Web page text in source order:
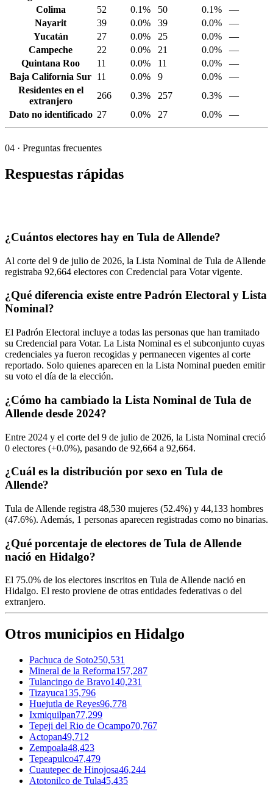
Colima
52 0.1% 50 0.1%
—
Nayarit
39 0.0% 39 0.0%
—
Yucatán
27 0.0% 25 0.0%
—
Campeche
22 0.0% 21 0.0%
—
Quintana Roo
11 0.0% 11 0.0%
—
Baja California Sur 11 0.0% 9 0.0%
—
Residentes en el
extranjero
266 0.3% 257 0.3%
—
Dato no identificado 27 0.0% 27 0.0% —
04 · Preguntas frecuentes
Respuestas rápidas
¿Cuántos electores hay en Tula de Allende?
Al corte del 9 de julio de 2026, la Lista Nominal de Tula de Allende
registraba 92,664 electores con Credencial para Votar vigente.
¿Qué diferencia existe entre Padrón Electoral y Lista
Nominal?
El Padrón Electoral incluye a todas las personas que han tramitado
su Credencial para Votar. La Lista Nominal es el subconjunto cuyas
credenciales ya fueron recogidas y permanecen vigentes al corte
reportado. Solo quienes aparecen en la Lista Nominal pueden emitir
su voto el día de la elección.
¿Cómo ha cambiado la Lista Nominal de Tula de
Allende desde 2024?
Entre 2024 y el corte del 9 de julio de 2026, la Lista Nominal creció
0 electores (+0.0%), pasando de 92,664 a 92,664.
¿Cuál es la distribución por sexo en Tula de
Allende?
Tula de Allende registra 48,530 mujeres (52.4%) y 44,133 hombres
(47.6%). Además, 1 personas aparecen registradas como no binarias.
¿Qué porcentaje de electores de Tula de Allende
nació en Hidalgo?
El 75.0% de los electores inscritos en Tula de Allende nació en
Hidalgo. El resto proviene de otras entidades federativas o del
extranjero.
Otros municipios en Hidalgo
Pachuca de Soto250,531
Mineral de la Reforma157,287
Tulancingo de Bravo140,231
Tizayuca135,796
Huejutla de Reyes96,778
Ixmiquilpan77,299
Tepeji del Rio de Ocampo70,767
Actopan49,712
Zempoala48,423
Tepeapulco47,479
Cuautepec de Hinojosa46,244
Atotonilco de Tula45,435